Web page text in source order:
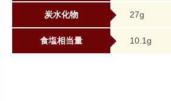
炭水化物 27g
食塩相当量 10.1g